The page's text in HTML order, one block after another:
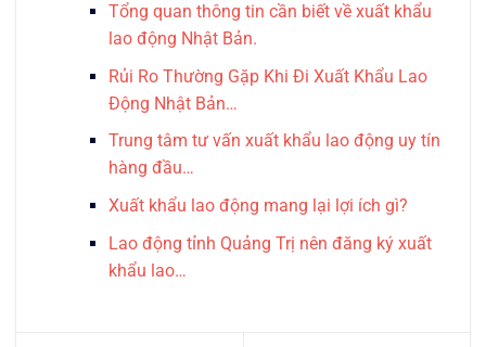
Tổng quan thông tin cần biết về xuất khẩu
lao động Nhật Bản.
Rủi Ro Thường Gặp Khi Đi Xuất Khẩu Lao
Động Nhật Bản…
Trung tâm tư vấn xuất khẩu lao động uy tín
hàng đầu…
Xuất khẩu lao động mang lại lợi ích gì?
Lao động tỉnh Quảng Trị nên đăng ký xuất
khẩu lao…